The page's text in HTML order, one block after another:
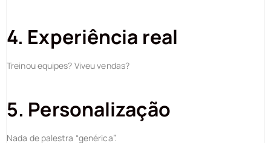
4. Experiência real
Treinou equipes? Viveu vendas?
5. Personalização
Nada de palestra “genérica”.